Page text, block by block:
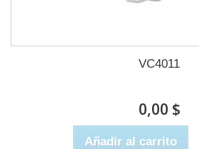
VC4011
0,00 $
Añadir al carrito